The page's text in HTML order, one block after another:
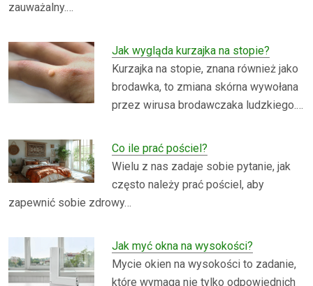
zauważalny.…
Jak wygląda kurzajka na stopie?
Kurzajka na stopie, znana również jako
brodawka, to zmiana skórna wywołana
przez wirusa brodawczaka ludzkiego.…
Co ile prać pościel?
Wielu z nas zadaje sobie pytanie, jak
często należy prać pościel, aby
zapewnić sobie zdrowy…
Jak myć okna na wysokości?
Mycie okien na wysokości to zadanie,
które wymaga nie tylko odpowiednich